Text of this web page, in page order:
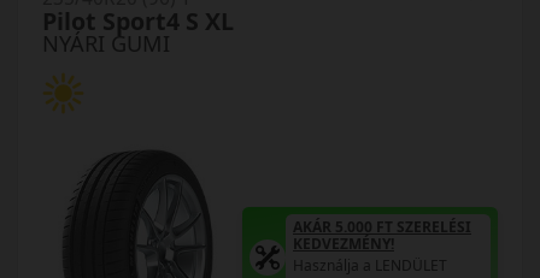
NYÁRI GUMI
Pilot Sport4 S XL
AKÁR 5.000 FT SZERELÉSI
KEDVEZMÉNY!
Használja a LENDÜLET